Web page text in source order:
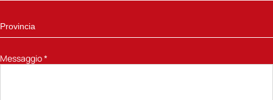
Messaggio*